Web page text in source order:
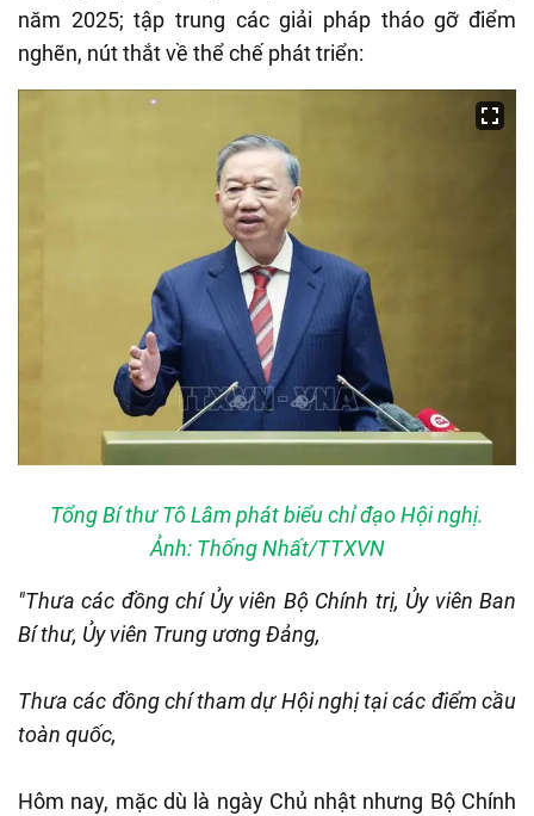
năm 2025; tập trung các giải pháp tháo gỡ điểm
nghẽn, nút thắt về thể chế phát triển:
Tổng Bí thư Tô Lâm phát biểu chỉ đạo Hội nghị.
Ảnh: Thống Nhất/TTXVN
"Thưa các đồng chí Ủy viên Bộ Chính trị, Ủy viên Ban
Bí thư, Ủy viên Trung ương Đảng,
Thưa các đồng chí tham dự Hội nghị tại các điểm cầu
toàn quốc,
Hôm nay, mặc dù là ngày Chủ nhật nhưng Bộ Chính